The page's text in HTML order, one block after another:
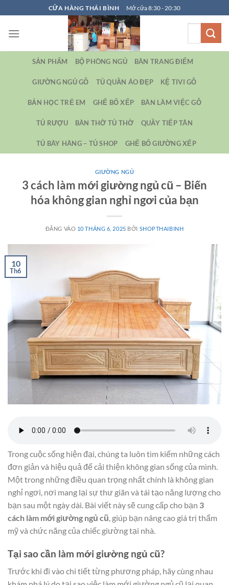
qua
nội
CỬA HÀNG THÁI BÌNH Mở cửa 8:30 - 20:30
SẢN PHẨM BỘ PHÒNG NGỦ BÀN TRANG ĐIỂM
GIƯỜNG NGỦ GỖ TỦ QUẦN ÁO ĐẸP KỆ TIVI GỖ
BẢN HỌC TRẺ EM GHẾ BỐ XẾP BÀN LÀM VIỆC GỖ
TỦ RƯỢU BÀN THỜ TỦ THỜ QUẦY TIẾP TÂN
TỦ BÀY HÀNG – TỦ SHOP GHẾ BỐ GIƯỜNG XẾP
GIƯỜNG NGỦ
3 cách làm mới giường ngủ cũ – Biến
hóa không gian nghỉ ngơi của bạn
ĐĂNG VÀO 10 THÁNG 6, 2025 BỞI SHOPTHAIBINH
10
Th6
Trong cuộc sống hiện đại, chúng ta luôn tìm kiếm những cách
đơn giản và hiệu quả để cải thiện không gian sống của mình.
Một trong những điều quan trọng nhất chính là không gian
nghỉ ngơi, nơi mang lại sự thư giãn và tái tạo năng lượng cho
bạn sau một ngày dài. Bài viết này sẽ cung cấp cho bạn 3
cách làm mới giường ngủ cũ, giúp bạn nâng cao giá trị thẩm
mỹ và chức năng của chiếc giường tại nhà.
Tại sao cần làm mới giường ngủ cũ?
Trước khi đi vào chi tiết từng phương pháp, hãy cùng nhau